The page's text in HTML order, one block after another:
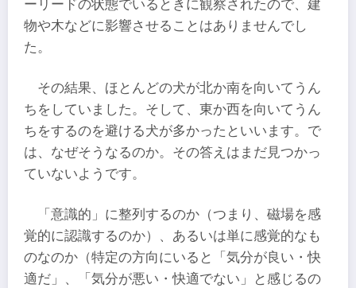
ーリードの状態でいるときに観察されたので、建
物や木などに影響させることはありませんでし
た。
その結果、ほとんどの犬が北か南を向いてうん
ちをしていました。そして、東か西を向いてうん
ちをするのを避ける犬が多かったといいます。で
は、なぜそうなるのか。その答えはまだ見つかっ
ていないようです。
「意識的」に整列するのか（つまり、磁場を感
覚的に認識するのか）、あるいは単に感覚的なも
のなのか（特定の方向にいると「気分が良い・快
適だ」、「気分が悪い・快適でない」と感じるの